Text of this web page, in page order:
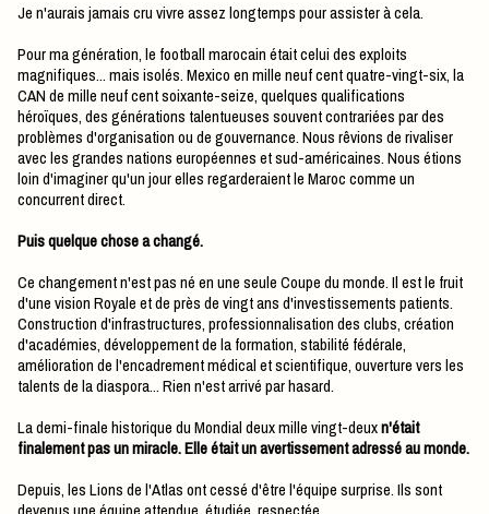
Je n'aurais jamais cru vivre assez longtemps pour assister à cela.
Pour ma génération, le football marocain était celui des exploits
magnifiques... mais isolés. Mexico en mille neuf cent quatre-vingt-six, la
CAN de mille neuf cent soixante-seize, quelques qualifications
héroïques, des générations talentueuses souvent contrariées par des
problèmes d'organisation ou de gouvernance. Nous rêvions de rivaliser
avec les grandes nations européennes et sud-américaines. Nous étions
loin d'imaginer qu'un jour elles regarderaient le Maroc comme un
concurrent direct.
Puis quelque chose a changé.
Ce changement n'est pas né en une seule Coupe du monde. Il est le fruit
d'une vision Royale et de près de vingt ans d'investissements patients.
Construction d'infrastructures, professionnalisation des clubs, création
d'académies, développement de la formation, stabilité fédérale,
amélioration de l'encadrement médical et scientifique, ouverture vers les
talents de la diaspora... Rien n'est arrivé par hasard.
La demi-finale historique du Mondial deux mille vingt-deuxn'était
finalement pas un miracle. Elle était un avertissement adressé au monde.
Depuis, les Lions de l'Atlas ont cessé d'être l'équipe surprise. Ils sont